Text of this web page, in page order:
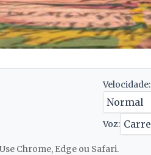
Velocidade:
Voz:
Chrome, Edge ou Safari.